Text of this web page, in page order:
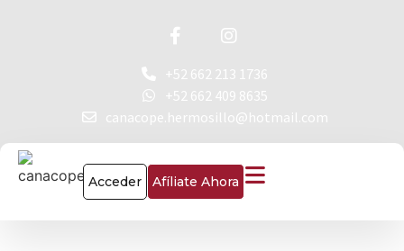
+52 662 213 1736
+52 662 409 8635
canacope.hermosillo@hotmail.com
Acceder Afíliate Ahora